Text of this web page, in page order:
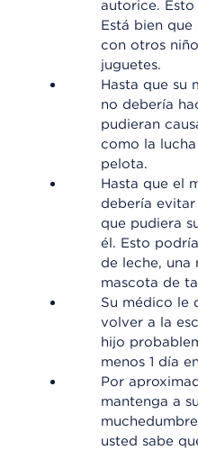
autorice.
Está bien
con otros
juguetes.
Hasta que su
no debería
pudieran
como la
pelota.
Hasta que el
debería
que pudiera
él. Esto
de leche, una
mascota de
Su médico le
volver a la
hijo
menos 1 día
Por
mantenga a
usted sabe